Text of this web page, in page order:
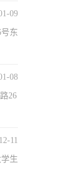
09
东
08
26
11
生